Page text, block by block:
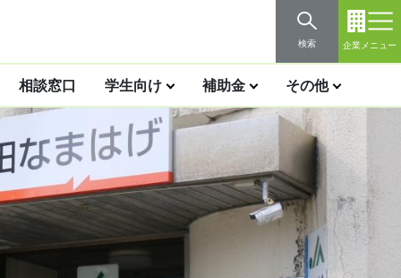
検索 企業メニュー
相談窓口 学生向け 補助金 その他